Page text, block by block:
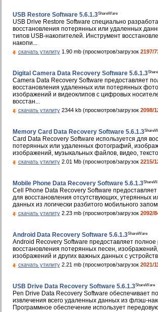
USB Restore Software 5.6.1.3ShareWare
USB Drive Restore Software специально
восстановления потерянных или удаленных
типов USB-накопителей. Инструмент
накопи...
скачать утилиту1.90 mb (просмотров/загрузок 2197/
Digital Camera Data Recovery Software 5.6.1.3
Camera Data Recovery Software предоставляет
восстановления удаленных или потерянных
изображений и видеоклипов с цифровых
восстан...
скачать утилиту2344 kb (просмотров/загрузок 2098/
Memory Card Data Recovery Software 5.6.1.3
Card Data Recovery Software используется для
потерянных или удаленных фотографий,
изображений, музыкальных файлов, видео,
скачать утилиту2.01 Mb (просмотров/загрузок 2215/
Mobile Phone Data Recovery Software 5.6.1.3
Cell Phone Data Recovery Software
для восстановления отсутствующих, утерянных
данных из логически разбитого мобильного
скачать утилиту2.23 mb (просмотров/загрузок 2092/
Android Data Recovery Software 5.6.1.3ShareWare
Android Recovery Software предоставляет
восстановления потерянных песен,
изображений и других важных данных с
скачать утилиту2.21 mb (просмотров/загрузок 2021/
USB Drive Data Recovery Software 5.6.1.3ShareWare
Pen Drive Data Recovery Software обеспечивает
извлечения всего удаленных данных из флэш-
Программное обеспечение использует